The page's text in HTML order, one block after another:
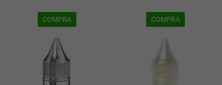
COMPRA COMPRA